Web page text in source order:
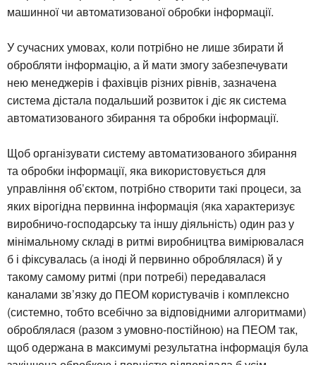
машинної чи автоматизованої обробки інформації.
У сучасних умовах, коли потрібно не лише збирати й
обробляти інформацію, а й мати змогу забезпечувати
нею менеджерів і фахівців різних рівнів, зазначена
система дістала подальший розвиток і діє як система
автоматизованого збирання та обробки інформації.
Щоб організувати систему автоматизованого збирання
та обробки інформації, яка використовується для
управління об’єктом, потрібно створити такі процеси, за
яких вірогідна первинна інформація (яка характеризує
виробничо-господарську та іншу діяльність) один раз у
мінімальному складі в ритмі виробництва вимірювалася
б і фіксувалась (а іноді й первинно оброблялася) й у
такому самому ритмі (при потребі) передавалася
каналами зв’язку до ПЕОМ користувачів і комплексно
(системно, тобто всебічно за відповідними алгоритмами)
оброблялася (разом з умовно-постійною) на ПЕОМ так,
щоб одержана в максимумі результатна інформація була